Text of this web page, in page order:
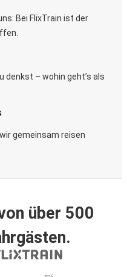
Bei FlixTrain ist der
denkst – wohin geht’s als
gemeinsam reisen
über 500